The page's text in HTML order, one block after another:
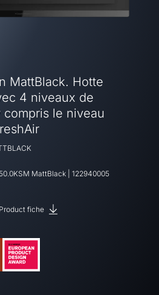
MattBlack. Hotte
4 niveaux de
compris le niveau
MattBlack 122940005
fiche